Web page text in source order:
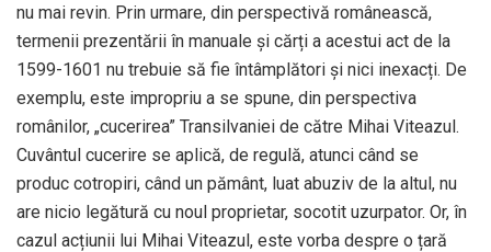
nu mai revin. Prin urmare, din perspectivă românească,
termenii prezentării în manuale și cărți a acestui act de la
1599-1601 nu trebuie să fie întâmplători și nici inexacți. De
exemplu, este impropriu a se spune, din perspectiva
românilor, „cucerirea” Transilvaniei de către Mihai Viteazul.
Cuvântul cucerire se aplică, de regulă, atunci când se
produc cotropiri, când un pământ, luat abuziv de la altul, nu
are nicio legătură cu noul proprietar, socotit uzurpator. Or, în
cazul acțiunii lui Mihai Viteazul, este vorba despre o țară